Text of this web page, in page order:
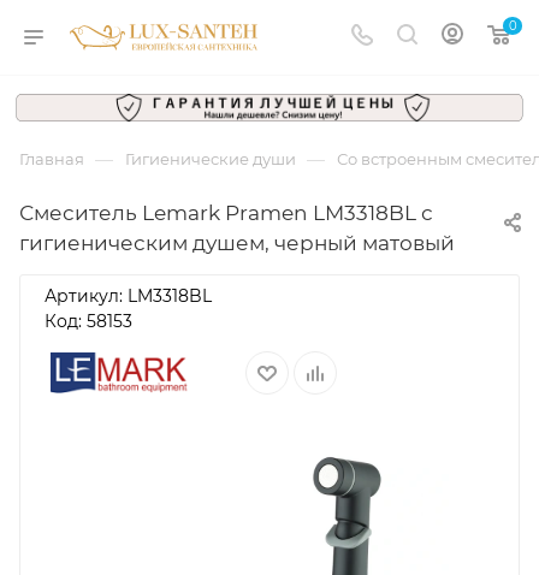
0
Главная — Гигиенические души — Со встроенным
Смеситель Lemark Pramen LM3318BL с
гигиеническим душем, черный матовый
Артикул: LM3318BL
Код: 58153